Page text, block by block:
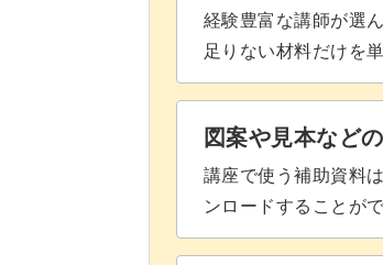
みなさんの受講を心から
経験豊富な講師が選
足りない材料だけを
図案や見本など
講座で使う補助資料
ンロードすることが